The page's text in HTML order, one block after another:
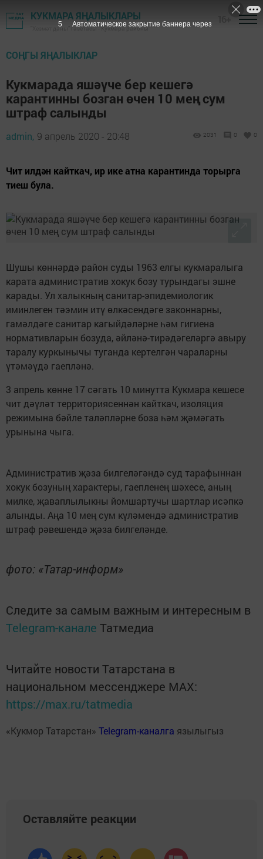
КУКМАРА ЯҢАЛЫКЛАРЫ
"Хезмәт даны" газетасы - Кукмара районы
СОҢГЫ ЯҢАЛЫКЛАР
Кукмарада яшәүче бер кешегә
карантинны бозган өчен 10 мең сум
штраф салынды
admin, 9 апрель 2020 - 20:48 2031 0 0
Чит илдән кайткач, ир ике атна карантинда торырга
тиеш була.
Шушы көннәрдә район суды 1963 елгы кукмаралыга
карата административ хокук бозу турындагы эшне
карады. Ул халыкның санитар-эпидемиологик
иминлеген тәэмин итү өлкәсендәге законнарны,
гамәлдәге санитар кагыйдәләрне һәм гигиена
нормативларын бозуда, әйләнә-тирәдәгеләргә авыру
таралу куркынычы туганда кертелгән чараларны
үтәмәүдә гаепләнә.
3 апрель көнне 17 сәгать 10 минутта Кукмара кешесе
чит дәүләт территориясеннән кайткач, изоляция
режимына бәйле таләпләрне боза һәм җәмәгать
урынына чыга.
Административ җәза билгеләгәндә суд тарафыннан
хокук бозуның характеры, гаепленең шәхесе, аның
милке, җаваплылыкны йомшартучы шартлар исәпкә
алынды. Аңа 10 мең сум күләмендә административ
штраф рәвешендә җәза билгеләнде.
фото: «Татар-информ»
Следите за самым важным и интересным в
Telegram-канале Татмедиа
Читайте новости Татарстана в
национальном мессенджере MАХ:
https://max.ru/tatmedia
«Кукмор Татарстан» Telegram-каналга язылыгыз
Оставляйте реакции
3 Автоматическое закрытие баннера через